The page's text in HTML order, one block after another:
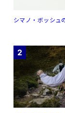
シマノ・ボッシュ
2